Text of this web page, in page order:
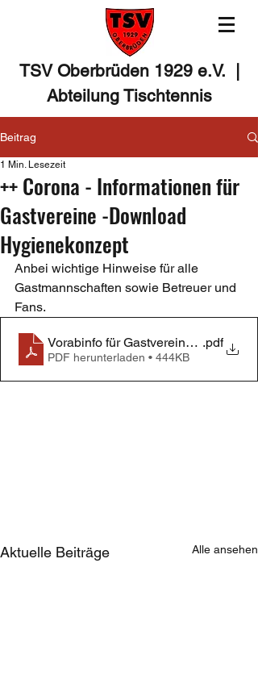
TSV Oberbrüden 1929 e.V. |
Abteilung Tischtennis
Beitrag
++ Corona - Informationen für
Gastvereine -Download
Hygienekonzept
1 Min. Lesezeit
Anbei wichtige Hinweise für alle
Gastmannschaften sowie Betreuer und
Fans.
Vorabinfo für Gastvereine_2021-09-17
.pdf
PDF herunterladen • 444KB
Aktuelle Beiträge Alle ansehen